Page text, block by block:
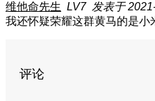
维他命先生 LV7 发表于
我还怀疑荣耀这群黄马的是小
评论